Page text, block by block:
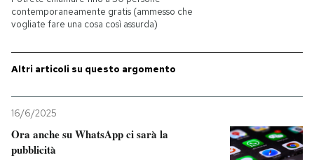
Sport
Mondiali calcio 2026
contemporaneamente gratis (ammesso che
vogliate fare una cosa così assurda)
Altri articoli su questo argomento
16/6/2025
Ora anche su WhatsApp ci sarà la
pubblicità